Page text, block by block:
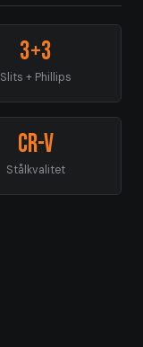
3+3
Slits + Phillips
CR-V
Stålkvalitet